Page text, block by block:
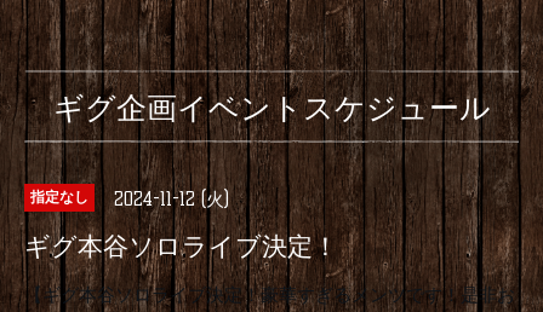
ギグ企画イベントスケジュール
指定なし 2024-11-12 (火)
ギグ本谷ソロライブ決定！
【ギグ本谷ソロライブ決定！豪華すぎるメンツです！是非お